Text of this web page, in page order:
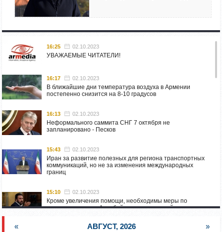
16:25 02.10.2023
УВАЖАЕМЫЕ ЧИТАТЕЛИ!
16:17 02.10.2023
В ближайшие дни температура воздуха в Армении
постепенно снизится на 8-10 градусов
16:13 02.10.2023
Неформального саммита СНГ 7 октября не
запланировано - Песков
15:43 02.10.2023
Иран за развитие полезных для региона транспортных
коммуникаций, но не за изменения международных
границ
15:10 02.10.2023
Кроме увеличения помощи, необходимы меры по
пресечению угроз Азербайджана: испанский депутат
« АВГУСТ, 2026 »